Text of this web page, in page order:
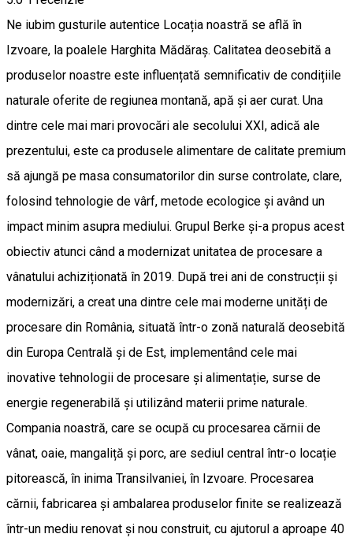
Ne iubim gusturile autentice Locația noastră se află în
Izvoare, la poalele Harghita Mădăraș. Calitatea deosebită a
produselor noastre este influențată semnificativ de condițiile
naturale oferite de regiunea montană, apă și aer curat. Una
dintre cele mai mari provocări ale secolului XXI, adică ale
prezentului, este ca produsele alimentare de calitate premium
să ajungă pe masa consumatorilor din surse controlate, clare,
folosind tehnologie de vârf, metode ecologice și având un
impact minim asupra mediului. Grupul Berke și-a propus acest
obiectiv atunci când a modernizat unitatea de procesare a
vânatului achiziționată în 2019. După trei ani de construcții și
modernizări, a creat una dintre cele mai moderne unități de
procesare din România, situată într-o zonă naturală deosebită
din Europa Centrală și de Est, implementând cele mai
inovative tehnologii de procesare și alimentație, surse de
energie regenerabilă și utilizând materii prime naturale.
Compania noastră, care se ocupă cu procesarea cărnii de
vânat, oaie, mangaliță și porc, are sediul central într-o locație
pitorească, în inima Transilvaniei, în Izvoare. Procesarea
cărnii, fabricarea și ambalarea produselor finite se realizează
într-un mediu renovat și nou construit, cu ajutorul a aproape 40